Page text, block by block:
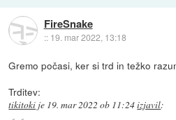
FireSnake
:: 19. mar 2022, 13:18
Gremo počasi, ker si trd in težko
Trditev:
tikitoki je 19. mar 2022 ob 11:24izjavil: